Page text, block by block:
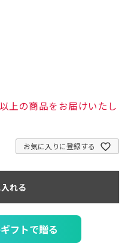
上の商品をお届けいたし
お気に入りに登録する
れる
フトで贈る